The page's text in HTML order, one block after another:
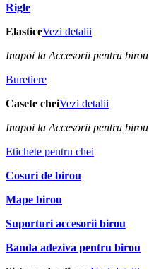
Rigle
ElasticeVezi detalii
Inapoi la Accesorii pentru birou
Buretiere
Casete cheiVezi detalii
Inapoi la Accesorii pentru birou
Etichete pentru chei
Cosuri de birou
Mape birou
Suporturi accesorii birou
Banda adeziva pentru birou